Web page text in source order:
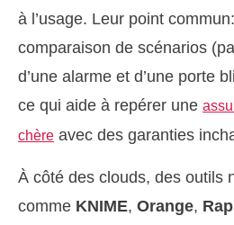
à l’usage. Leur point
comparaison de scénarios
d’une alarme et d’une porte
ce qui aide à repérer une
chère avec des garanties
À côté des clouds, des outils
comme KNIME, Orange,